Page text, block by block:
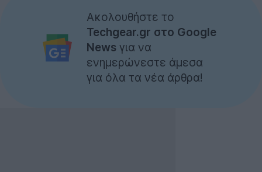
Ακολουθήστε το
Techgear.gr στο Google
News για να
ενημερώνεστε άμεσα
για όλα τα νέα άρθρα!